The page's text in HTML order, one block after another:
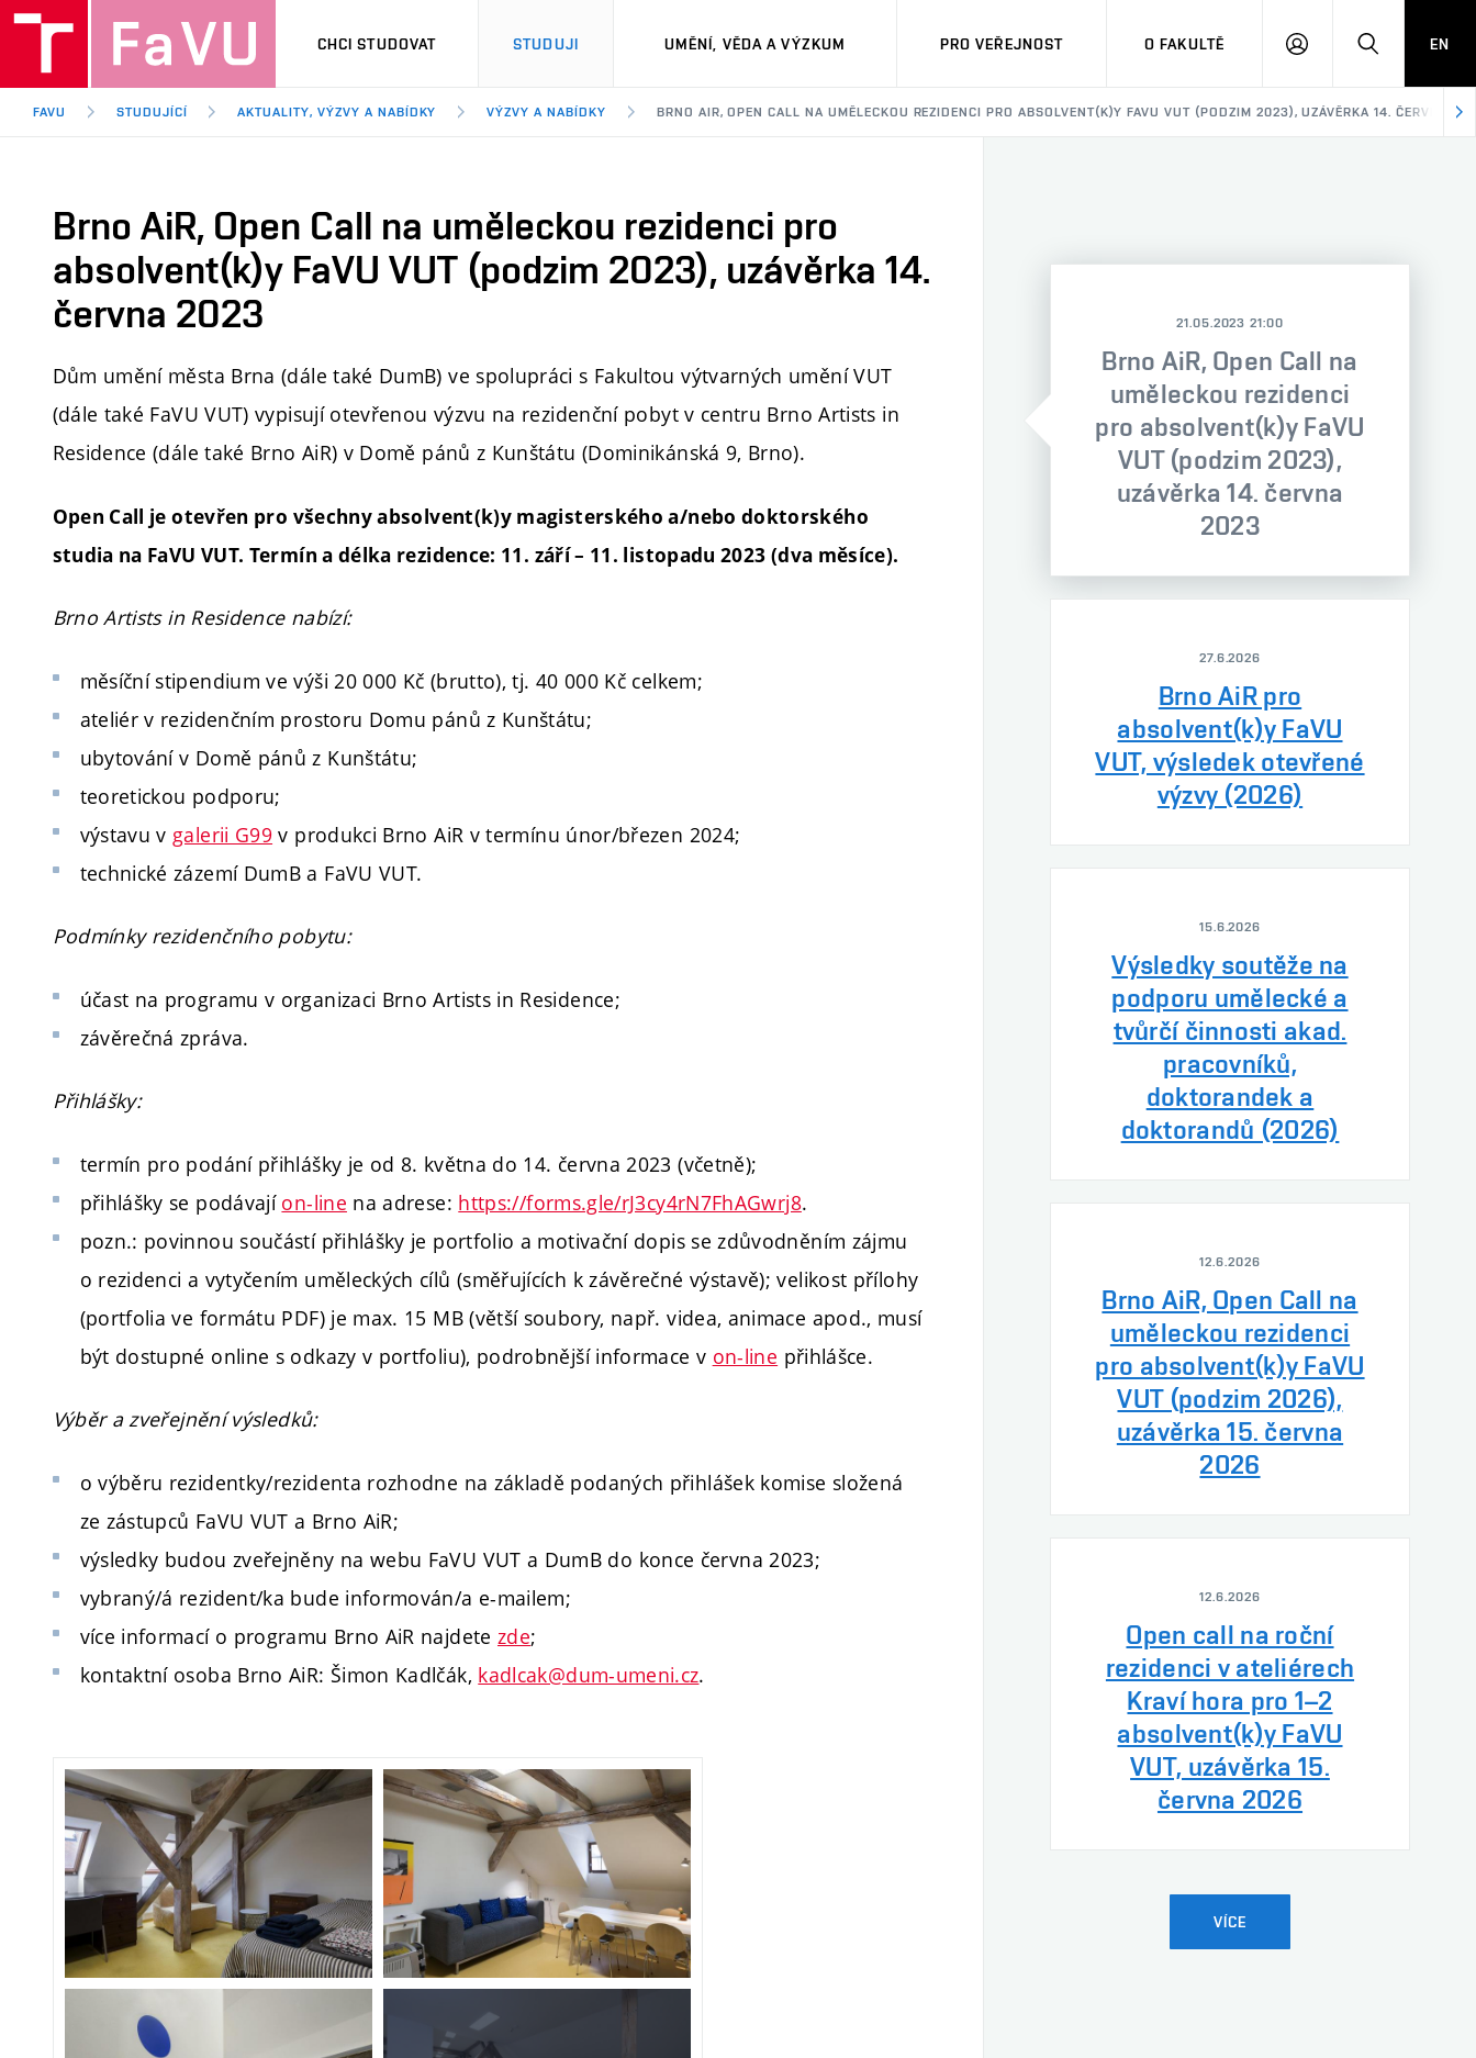
CHCI STUDOVAT STUDUJI UMĚNÍ, VĚDA A VÝZKUM PRO VEŘEJNOST O FAKULTĚ
PŘIHLÁSITHLEDAT
EN
FAVU STUDUJÍCÍ AKTUALITY, VÝZVY A NABÍDKY VÝZVY A NABÍDKY BRNO AIR, OPEN CALL NA UMĚLECKOU REZIDENCI PRO ABSOLVENT(K)Y FAVU VUT (PODZIM 2023), UZÁVĚRKA 14. ČERVNA
Brno AiR, Open Call na uměleckou rezidenci pro
absolvent(k)y FaVU VUT (podzim 2023), uzávěrka 14.
června 2023
Dům umění města Brna (dále také DumB) ve spolupráci s Fakultou výtvarných umění VUT
(dále také FaVU VUT) vypisují otevřenou výzvu na rezidenční pobyt v centru Brno Artists in
Residence (dále také Brno AiR) v Domě pánů z Kunštátu (Dominikánská 9, Brno).
Open Call je otevřen pro všechny absolvent(k)y magisterského a/nebo doktorského
studia na FaVU VUT. Termín a délka rezidence: 11. září – 11. listopadu 2023 (dva měsíce).
Brno Artists in Residence nabízí:
měsíční stipendium ve výši 20 000 Kč (brutto), tj. 40 000 Kč celkem;
ateliér v rezidenčním prostoru Domu pánů z Kunštátu;
ubytování v Domě pánů z Kunštátu;
teoretickou podporu;
výstavu v galerii G99 v produkci Brno AiR v termínu únor/březen 2024;
technické zázemí DumB a FaVU VUT.
Podmínky rezidenčního pobytu:
účast na programu v organizaci Brno Artists in Residence;
závěrečná zpráva.
Přihlášky:
termín pro podání přihlášky je od 8. května do 14. června 2023 (včetně);
přihlášky se podávají on-line na adrese: https://forms.gle/rJ3cy4rN7FhAGwrj8.
pozn.: povinnou součástí přihlášky je portfolio a motivační dopis se zdůvodněním zájmu
o rezidenci a vytyčením uměleckých cílů (směřujících k závěrečné výstavě); velikost přílohy
(portfolia ve formátu PDF) je max. 15 MB (větší soubory, např. videa, animace apod., musí
být dostupné online s odkazy v portfoliu), podrobnější informace v on-line přihlášce.
Výběr a zveřejnění výsledků:
o výběru rezidentky/rezidenta rozhodne na základě podaných přihlášek komise složená
ze zástupců FaVU VUT a Brno AiR;
výsledky budou zveřejněny na webu FaVU VUT a DumB do konce června 2023;
vybraný/á rezident/ka bude informován/a e-mailem;
více informací o programu Brno AiR najdete zde;
kontaktní osoba Brno AiR: Šimon Kadlčák, kadlcak@dum-umeni.cz.
21.05.2023 21:00
Brno AiR, Open Call na
uměleckou rezidenci
pro absolvent(k)y FaVU
VUT (podzim 2023),
uzávěrka 14. června
2023
27.6.2026
Brno AiR pro
absolvent(k)y FaVU
VUT, výsledek otevřené
výzvy (2026)
15.6.2026
Výsledky soutěže na
podporu umělecké a
tvůrčí činnosti akad.
pracovníků,
doktorandek a
doktorandů (2026)
12.6.2026
Brno AiR, Open Call na
uměleckou rezidenci
pro absolvent(k)y FaVU
VUT (podzim 2026),
uzávěrka 15. června
2026
12.6.2026
Open call na roční
rezidenci v ateliérech
Kraví hora pro 1–2
absolvent(k)y FaVU
VUT, uzávěrka 15.
června 2026
VÍCE